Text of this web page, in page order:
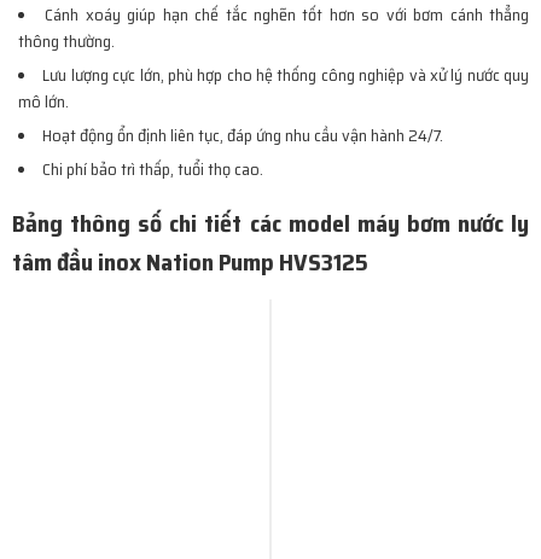
Cánh xoáy giúp hạn chế tắc nghẽn tốt hơn so với bơm cánh thẳng
thông thường.
Lưu lượng cực lớn, phù hợp cho hệ thống công nghiệp và xử lý nước quy
mô lớn.
Hoạt động ổn định liên tục, đáp ứng nhu cầu vận hành 24/7.
Chi phí bảo trì thấp, tuổi thọ cao.
Bảng thông số chi tiết các model máy bơm nước ly
tâm đầu inox Nation Pump HVS3125